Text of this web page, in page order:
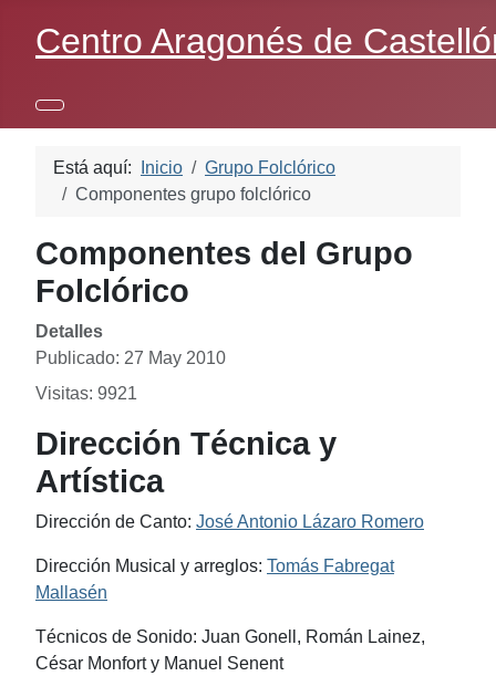
Centro Aragonés de
Está aquí: Inicio
Grupo Folclórico
Componentes grupo folclórico
Componentes del Grupo
Folclórico
Detalles
Publicado: 27 May 2010
Visitas: 9921
Dirección Técnica y
Artística
Dirección de Canto: José Antonio Lázaro Romero
Dirección Musical y arreglos: Tomás Fabregat
Mallasén
Técnicos de Sonido: Juan Gonell, Román Lainez,
César Monfort y Manuel Senent